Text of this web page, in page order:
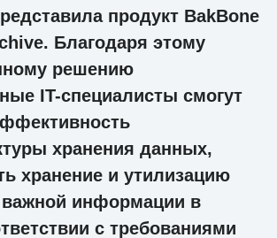
продукт BakBone
Благодаря этому
решению
IT-специалисты смогут
хранения данных,
хранение и утилизацию
важной информации в
с требованиями